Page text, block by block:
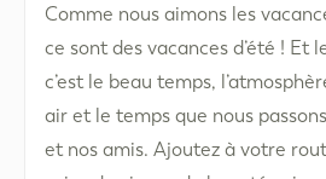
Comme nous aimons les
ce sont des vacances d’été ! Et
c’est le beau temps,
air et le temps que nous
et nos amis. Ajoutez à votre